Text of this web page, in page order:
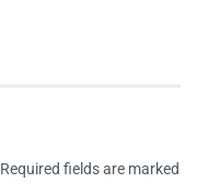
Required fields are marked